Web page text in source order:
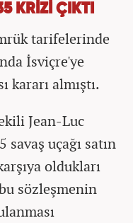
KRİZİ ÇIKTI
tarifelerinde
İsviçre'ye
kararı almıştı.
Jean-Luc
uçağı satın
oldukları
sözleşmenin